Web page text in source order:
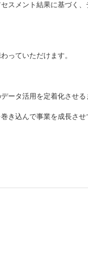
スメント結果に基づく
っていただけます。
ータ活用を定着化させ
き込んで事業を成長させ